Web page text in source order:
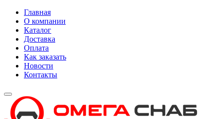
Главная
О компании
Каталог
Доставка
Оплата
Как заказать
Новости
Контакты